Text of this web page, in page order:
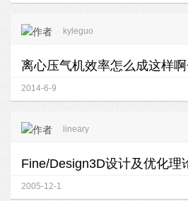
kyleguo
离心压气机效率怎么成这样
2014-6-9
lineary
Fine/Design3D设计及优化理
2005-12-1